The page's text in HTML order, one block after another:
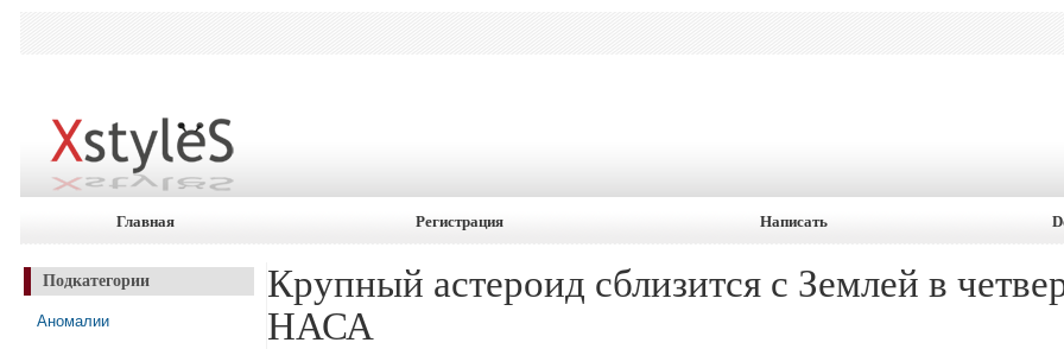
Главная Регистрация Написать
Подкатегории
Аномалии
Крупный астероид сблизится с Землей в
НАСА